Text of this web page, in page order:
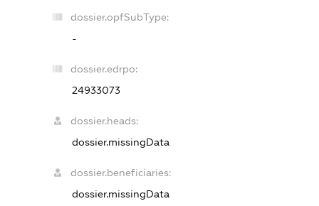
dossier.opfSubType:
-
dossier.edrpo:
24933073
dossier.heads:
dossier.missingData
dossier.beneficiaries:
dossier.missingData